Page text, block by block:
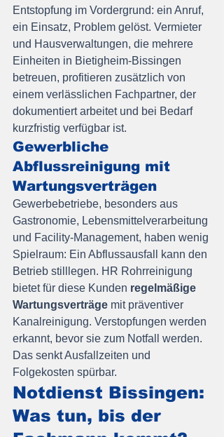
Entstopfung im Vordergrund: ein Anruf,
ein Einsatz, Problem gelöst. Vermieter
und Hausverwaltungen, die mehrere
Einheiten in Bietigheim-Bissingen
betreuen, profitieren zusätzlich von
einem verlässlichen Fachpartner, der
dokumentiert arbeitet und bei Bedarf
kurzfristig verfügbar ist.
Gewerbliche
Abflussreinigung mit
Wartungsverträgen
Gewerbebetriebe, besonders aus
Gastronomie, Lebensmittelverarbeitung
und Facility-Management, haben wenig
Spielraum: Ein Abflussausfall kann den
Betrieb stilllegen. HR Rohrreinigung
bietet für diese Kunden regelmäßige
Wartungsverträge mit präventiver
Kanalreinigung. Verstopfungen werden
erkannt, bevor sie zum Notfall werden.
Das senkt Ausfallzeiten und
Folgekosten spürbar.
Notdienst Bissingen:
Was tun, bis der